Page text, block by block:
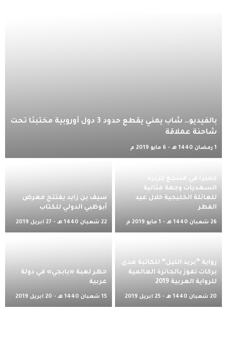
بالفيديو… شاب يمني يقطع حدود 3 دول أوروبية مختبئًا تحت
شاحنة عملاقة
1 رمضان 1440 هـ - 6 مايو 2019 م
جميرا في منتجع جزيرة
السعديات وجهة مثالية
للعائلة الخليجية خلال عيد
الفطر
26 شعبان 1440 هـ - 1 مايو 2019 م
سيف بن زايد يفتتح معرض
أبوظبي الدولي للكتاب
22 شعبان 1440 هـ - 27 أبريل 2019
رواية “بريد الليل” للكاتبة هدى
بركات تفوز بالجائزة العالمية
للرواية العربية 2019
20 شعبان 1440 هـ - 25 أبريل 2019
حظر لعبة «بابجي» في دولة
عربية
15 شعبان 1440 هـ - 20 أبريل 2019